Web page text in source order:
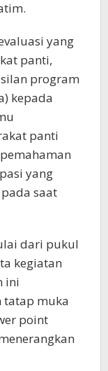
yang
panti,
program
kepada
panti
yang
saat
dari pukul
kegiatan
ini
tatap muka
point